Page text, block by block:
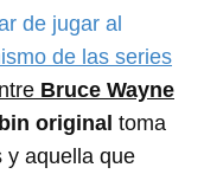
de jugar al
de las series
Bruce Wayne
original toma
y aquella que